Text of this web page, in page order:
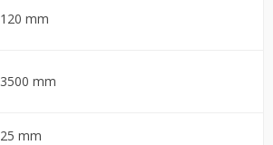
120 mm
3500 mm
25 mm